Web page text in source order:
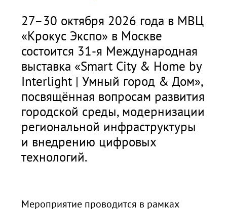
27–30 октября 2026 года в МВЦ
«Крокус Экспо» в Москве
состоится 31-я Международная
выставка «Smart City & Home by
Interlight | Умный город & Дом»,
посвящённая вопросам развития
городской среды, модернизации
региональной инфраструктуры
и внедрению цифровых
технологий.
Мероприятие проводится в рамках